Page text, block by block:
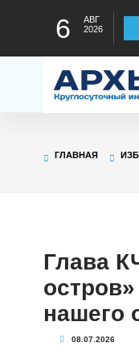
6
АВГ
2026
ГЛАВНАЯ
Глава
нашего
08.07.2026